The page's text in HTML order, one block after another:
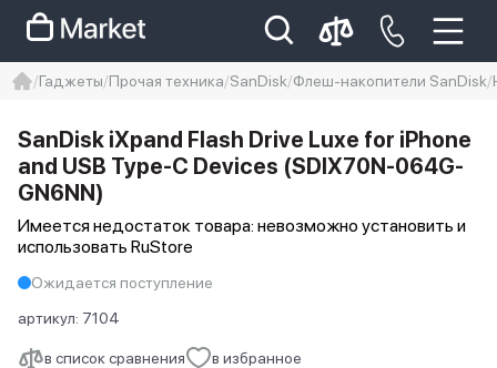
Iphone 14 pro max
айфон 14
Гаджеты Прочая техника SanDisk Флеш-накопители SanDisk
в список сравнения в избранное
SanDisk iXpand Flash Drive Luxe for iPhone
and USB Type-C Devices (SDIX70N-064G-
GN6NN)
Имеется недостаток товара: невозможно установить и
использовать RuStore
Ожидается поступление
артикул: 7104